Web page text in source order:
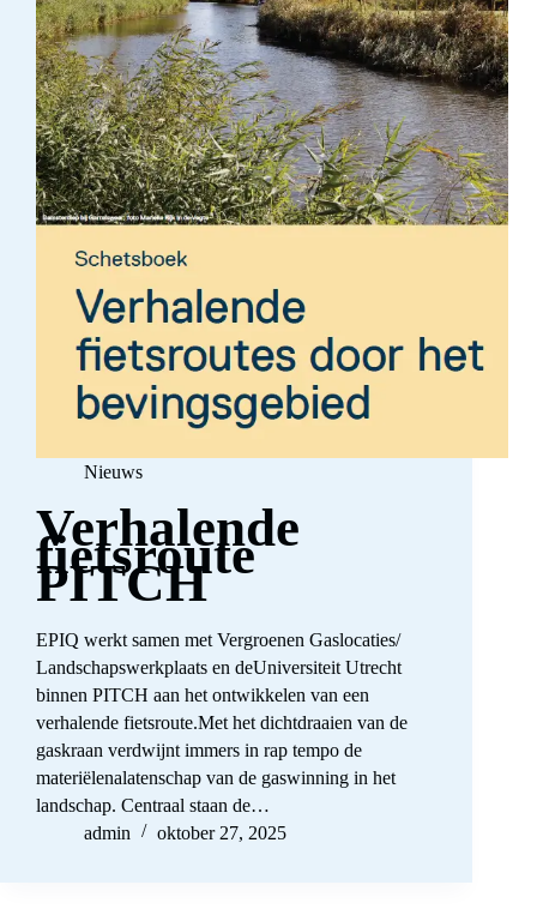
Nieuws
Verhalende
fietsroute
PITCH
EPIQ werkt samen met Vergroenen Gaslocaties/
Landschapswerkplaats en deUniversiteit Utrecht
binnen PITCH aan het ontwikkelen van een
verhalende fietsroute.Met het dichtdraaien van de
gaskraan verdwijnt immers in rap tempo de
materiëlenalatenschap van de gaswinning in het
landschap. Centraal staan de…
admin
oktober 27, 2025